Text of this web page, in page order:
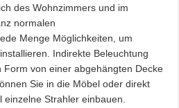
des Wohnzimmers und im
normalen
Menge Möglichkeiten, um
Indirekte Beleuchtung
Form von einer abgehängten Decke
Sie in die Möbel oder direkt
einzelne Strahler einbauen.